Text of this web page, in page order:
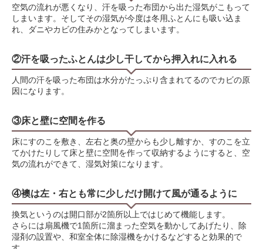
空気の流れが悪くなり、汗を吸った布団から出た湿気がこもって
しまいます。そしてその湿気が今度は冬用ふとんにも吸い込ま
れ、ダニやカビの住みかとなってしまいます。
②汗を吸ったふとんは少し干してから押入れに入れる
人間の汗を吸った布団は水分がたっぷり含まれてるのでカビの原
因になります。
③床と壁に空間を作る
床にすのこを敷き、左右と奥の壁からも少し離すか、すのこを立
てかけたりして床と壁に空間を作って収納するようにすると、空
気の流れができて、湿気対策になります。
④襖は左・右とも常に少しだけ開けて風が通るように
換気というのは開口部が2箇所以上ではじめて機能します。
さらには扇風機で1箇所に溜まった空気を動かしてあげたり、除
湿剤の設置や、和室全体に除湿機をかけるなどすると効果的で